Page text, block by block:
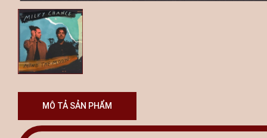
MÔ TẢ SẢN PHẨM